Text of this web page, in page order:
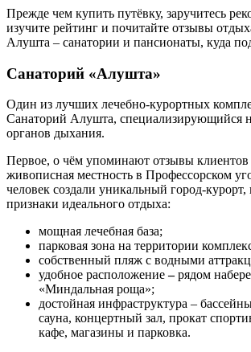
Прежде чем купить путёвку, заручитесь
изучите рейтинг и почитайте отзывы
Алушта – санатории и пансионаты, куда
Санаторий «Алушта»
Один из лучших лечебно-курортных
Санаторий Алушта, специализирующийся
органов дыхания.
Первое, о чём упоминают отзывы клиентов
живописная местность в Профессорском
человек создали уникальный город-курорт,
признаки идеального отдыха:
мощная лечебная база;
парковая зона на территории
собственный пляж с водными
удобное расположение–рядом
«Миндальная роща»;
достойная инфраструктура –
сауна, концертный зал, прокат
кафе, магазины и парковка.